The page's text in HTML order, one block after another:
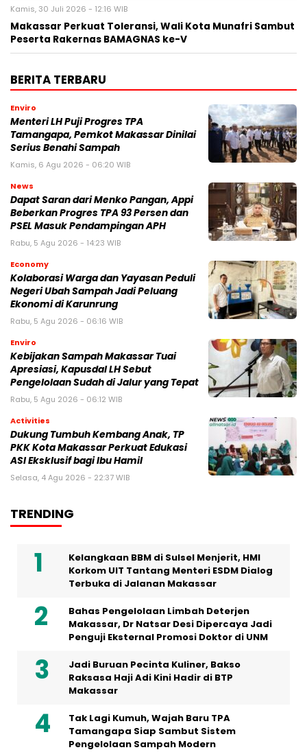
Kamis, 30 Juli 2026 - 12:16 WIB
Makassar Perkuat Toleransi, Wali Kota Munafri Sambut
Peserta Rakernas BAMAGNAS ke-V
BERITA TERBARU
Enviro
Menteri LH Puji Progres TPA
Tamangapa, Pemkot Makassar Dinilai
Serius Benahi Sampah
Kamis, 6 Agu 2026 - 06:20 WIB
News
Dapat Saran dari Menko Pangan, Appi
Beberkan Progres TPA 93 Persen dan
PSEL Masuk Pendampingan APH
Rabu, 5 Agu 2026 - 14:23 WIB
Economy
Kolaborasi Warga dan Yayasan Peduli
Negeri Ubah Sampah Jadi Peluang
Ekonomi di Karunrung
Rabu, 5 Agu 2026 - 06:16 WIB
Enviro
Kebijakan Sampah Makassar Tuai
Apresiasi, Kapusdal LH Sebut
Pengelolaan Sudah di Jalur yang Tepat
Rabu, 5 Agu 2026 - 06:12 WIB
Activities
Dukung Tumbuh Kembang Anak, TP
PKK Kota Makassar Perkuat Edukasi
ASI Eksklusif bagi Ibu Hamil
Selasa, 4 Agu 2026 - 22:37 WIB
TRENDING
Kelangkaan BBM di Sulsel Menjerit, HMI
Korkom UIT Tantang Menteri ESDM Dialog
Terbuka di Jalanan Makassar
Bahas Pengelolaan Limbah Deterjen
Makassar, Dr Natsar Desi Dipercaya Jadi
Penguji Eksternal Promosi Doktor di UNM
Jadi Buruan Pecinta Kuliner, Bakso
Raksasa Haji Adi Kini Hadir di BTP
Makassar
Tak Lagi Kumuh, Wajah Baru TPA
Tamangapa Siap Sambut Sistem
Pengelolaan Sampah Modern